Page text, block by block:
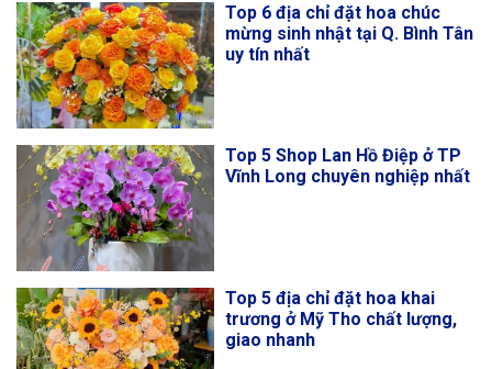
Top 6 địa chỉ đặt hoa chúc
mừng sinh nhật tại Q. Bình Tân
uy tín nhất
Top 5 Shop Lan Hồ Điệp ở TP
Vĩnh Long chuyên nghiệp nhất
Top 5 địa chỉ đặt hoa khai
trương ở Mỹ Tho chất lượng,
giao nhanh